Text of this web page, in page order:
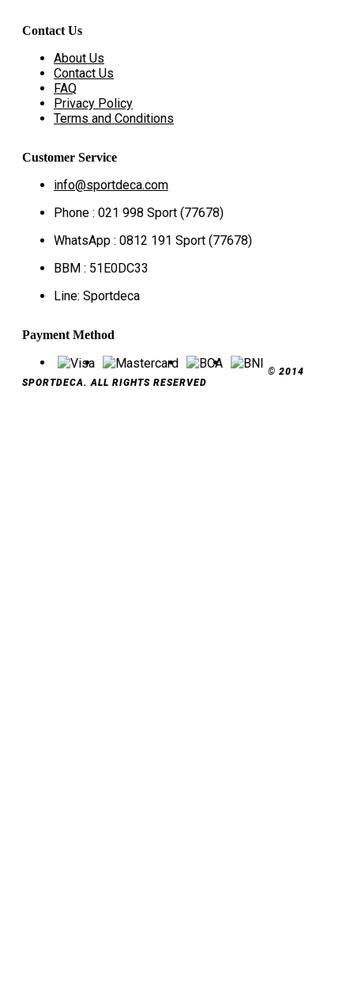
Contact Us
About Us
Contact Us
FAQ
Privacy Policy
Terms and Conditions
Customer Service
info@sportdeca.com
Phone : 021 998 Sport (77678)
WhatsApp : 0812 191 Sport (77678)
BBM : 51E0DC33
Line: Sportdeca
Payment Method
© 2014
SPORTDECA. ALL RIGHTS RESERVED